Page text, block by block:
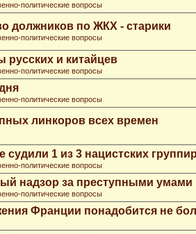
политические вопросы
должников по ЖКХ - старики
политические вопросы
русских и китайцев
политические вопросы
политические вопросы
линкоров всех времен
судили 1 из 3 нацистских
политические вопросы
надзор за преступными умами
политические вопросы
Франции понадобится не